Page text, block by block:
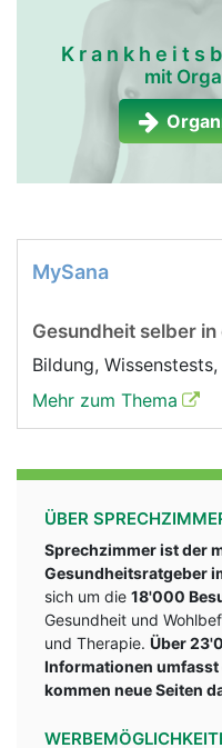
mit
MySana
Gesundheit selber
Bildung,
Mehr zum Thema
ÜBER
Sprechzimmer ist der
Gesundheitsratgeber
sich um die 18'000
Gesundheit und
und Therapie. Über
Informationen
kommen neue Seiten